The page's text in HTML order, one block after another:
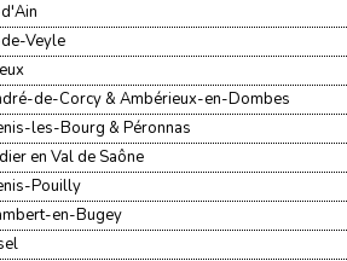
Veyle
de-Corcy & Ambérieux-en-Dombes
les-Bourg & Péronnas
en Val de Saône
Pouilly
en-Bugey